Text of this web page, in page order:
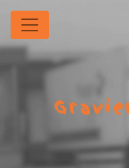
Panneau de gestion